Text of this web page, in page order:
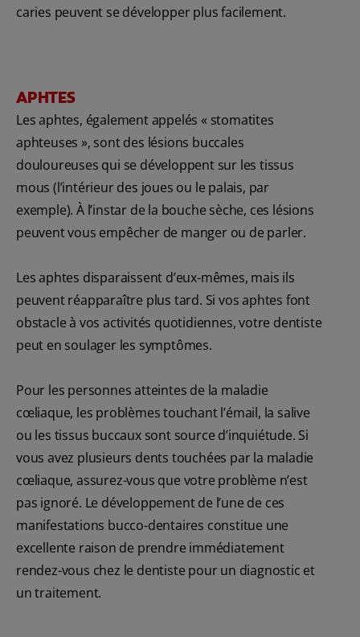
caries peuvent se développer plus facilement.
APHTES
Les aphtes, également appelés « stomatites
aphteuses », sont des lésions buccales
douloureuses qui se développent sur les tissus
mous (l’intérieur des joues ou le palais, par
exemple). À l’instar de la bouche sèche, ces lésions
peuvent vous empêcher de manger ou de parler.
Les aphtes disparaissent d’eux-mêmes, mais ils
peuvent réapparaître plus tard. Si vos aphtes font
obstacle à vos activités quotidiennes, votre dentiste
peut en soulager les symptômes.
Pour les personnes atteintes de la maladie
cœliaque, les problèmes touchant l’émail, la salive
ou les tissus buccaux sont source d’inquiétude. Si
vous avez plusieurs dents touchées par la maladie
cœliaque, assurez-vous que votre problème n’est
pas ignoré. Le développement de l’une de ces
manifestations bucco-dentaires constitue une
excellente raison de prendre immédiatement
rendez-vous chez le dentiste pour un diagnostic et
un traitement.